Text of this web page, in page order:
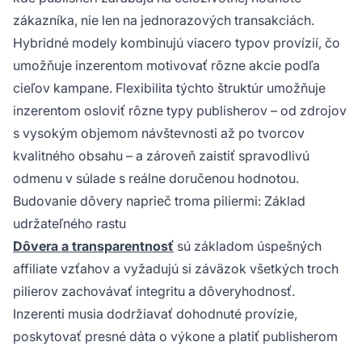
zákazníka, nie len na jednorazových transakciách.
Hybridné modely kombinujú viacero typov provízií, čo
umožňuje inzerentom motivovať rôzne akcie podľa
cieľov kampane. Flexibilita týchto štruktúr umožňuje
inzerentom osloviť rôzne typy publisherov – od zdrojov
s vysokým objemom návštevnosti až po tvorcov
kvalitného obsahu – a zároveň zaistiť spravodlivú
odmenu v súlade s reálne doručenou hodnotou.
Budovanie dôvery naprieč troma piliermi: Základ
udržateľného rastu
Dôvera a transparentnosť sú základom úspešných
affiliate vzťahov a vyžadujú si záväzok všetkých troch
pilierov zachovávať integritu a dôveryhodnosť.
Inzerenti musia dodržiavať dohodnuté provízie,
poskytovať presné dáta o výkone a platiť publisherom